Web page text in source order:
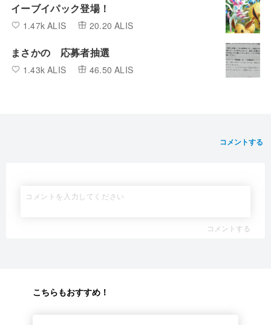
イーブイパック登場！
1.47k ALIS 20.20 ALIS
まさかの 応募者抽選
1.43k ALIS 46.50 ALIS
コメントする
コメントする
こちらもおすすめ！